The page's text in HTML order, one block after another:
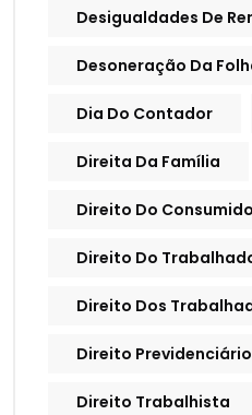
Desigualdades De
Desoneração Da
Dia Do Contador
Direita Da Família
Direito Do
Direito Do
Direito Dos
Direito Previdenciário
Direito Trabalhista